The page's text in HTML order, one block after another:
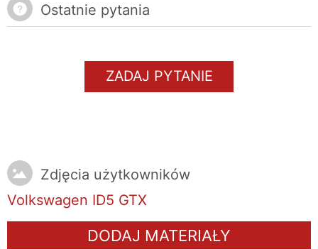
Ostatnie pytania
ZADAJ PYTANIE
Zdjęcia użytkowników
Volkswagen ID5 GTX
DODAJ MATERIAŁY